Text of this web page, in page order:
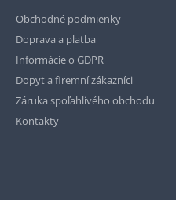
Obchodné podmienky
Doprava a platba
Informácie o GDPR
Dopyt a firemní zákazníci
Záruka spoľahlivého obchodu
Kontakty